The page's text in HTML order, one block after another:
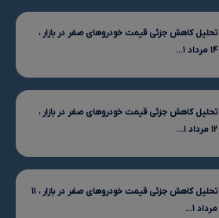
تحلیل کاهش جزئی قیمت خودروهای صفر در بازار ،
۱۴ مرداد ۱...
تحلیل کاهش جزئی قیمت خودروهای صفر در بازار ،
۱۲ مرداد ۱...
تحلیل کاهش جزئی قیمت خودروهای صفر در بازار ، ۱۱
مرداد ۱...